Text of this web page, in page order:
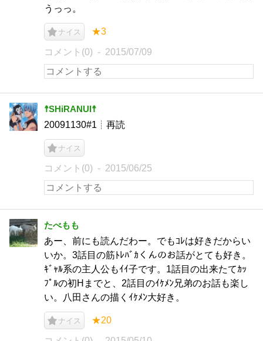
うっっ。
ナイス ★3
コメント(0) 2015/07/09
☨SHiRANUI☨
20091130#1┊再読
ナイス
コメント(0) 2015/06/25
たべもも
あー、前にも読んだわー。でもｺﾚは好きだからい
いか。3話目の筋ﾄﾚﾊﾞｶくんのお話がとても好き。
ｷﾞｬﾙ系の主人公もｲｲ子です。1話目の出来たてｶｯ
ﾌﾟﾙの初Hまでと、2話目のｲｹﾒﾝ兄弟のお話も楽し
い。八田さんの描くｲｹﾒﾝ大好き。
ナイス ★20